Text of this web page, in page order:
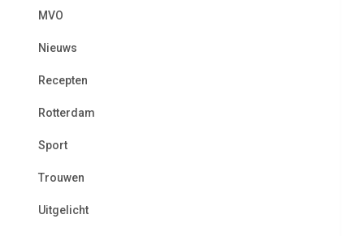
MVO
Nieuws
Recepten
Rotterdam
Sport
Trouwen
Uitgelicht